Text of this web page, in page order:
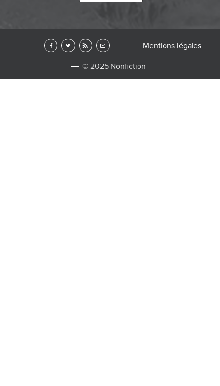
© 2025 Nonfiction
Mentions légales